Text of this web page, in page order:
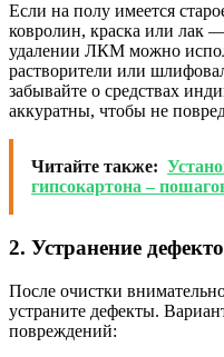
Если на полу имеется
ковролин, краска или лак
удалении ЛКМ можно
растворители или
забывайте о средствах
аккуратны, чтобы не
Читайте также:
гипсокартона –
2. Устранение
После очистки
устраните дефекты.
повреждений: